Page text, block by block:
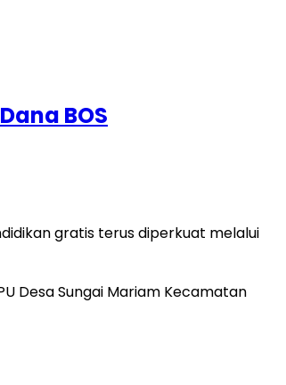
BOS
gratis terus diperkuat melalui